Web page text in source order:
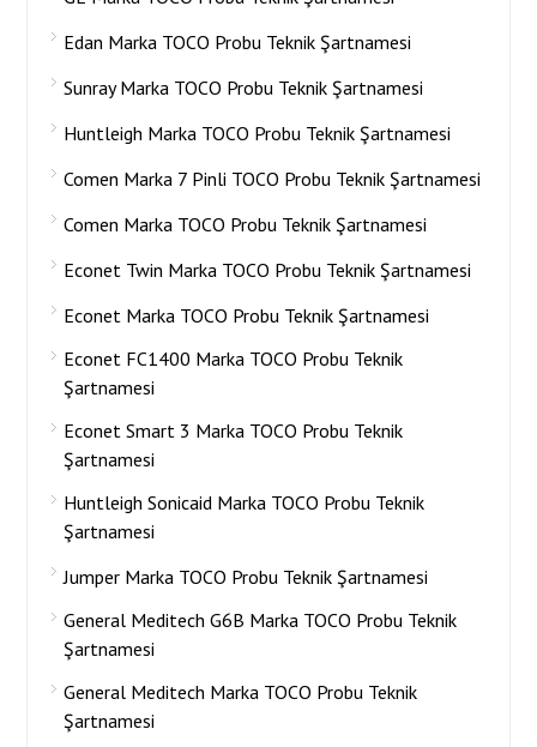
Edan Marka TOCO Probu Teknik Şartnamesi
Sunray Marka TOCO Probu Teknik Şartnamesi
Huntleigh Marka TOCO Probu Teknik Şartnamesi
Comen Marka 7 Pinli TOCO Probu Teknik Şartnamesi
Comen Marka TOCO Probu Teknik Şartnamesi
Econet Twin Marka TOCO Probu Teknik Şartnamesi
Econet Marka TOCO Probu Teknik Şartnamesi
Econet FC1400 Marka TOCO Probu Teknik
Şartnamesi
Econet Smart 3 Marka TOCO Probu Teknik
Şartnamesi
Huntleigh Sonicaid Marka TOCO Probu Teknik
Şartnamesi
Jumper Marka TOCO Probu Teknik Şartnamesi
General Meditech G6B Marka TOCO Probu Teknik
Şartnamesi
General Meditech Marka TOCO Probu Teknik
Şartnamesi